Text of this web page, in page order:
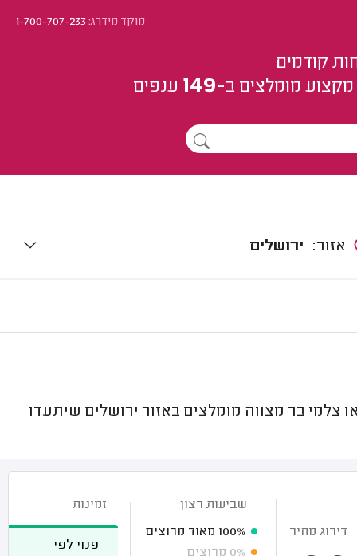
מוקד מידרג:1-700-707-233
קודמים
מומלצים ב-149 ענפים
ירושלים
צלמי בר מצווה מומלצים באזור ירושלים שיתעדו
דירוג מחיר
שביעות רצון
100% מאוד מרוצים
0% מרוצים
זמינות
פנוי לפי